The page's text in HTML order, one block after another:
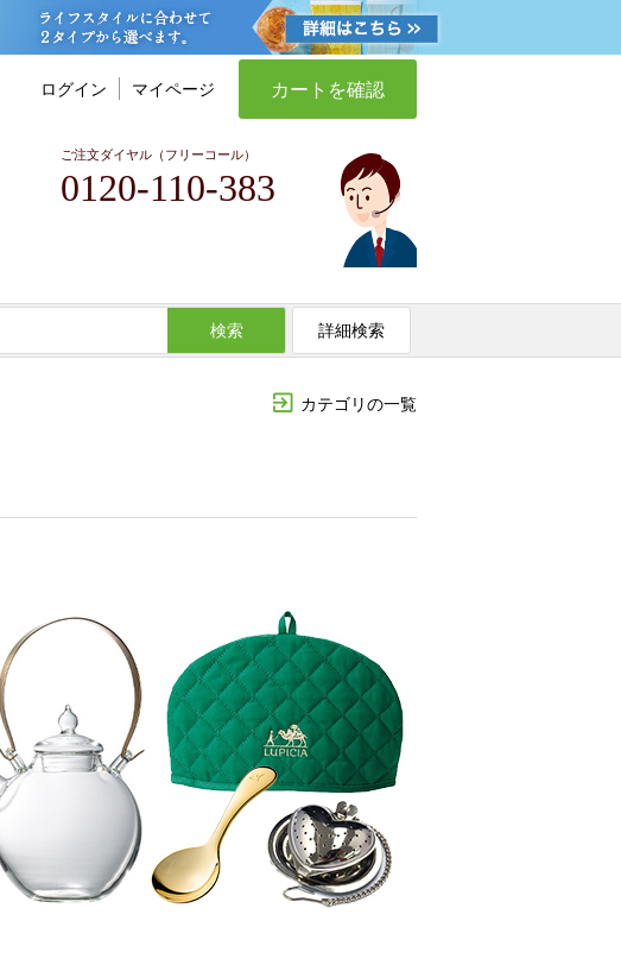
ログイン マイページ カートを確認
ご注文ダイヤル（フリーコール）
0120-110-383
検索 詳細検索
カテゴリの一覧